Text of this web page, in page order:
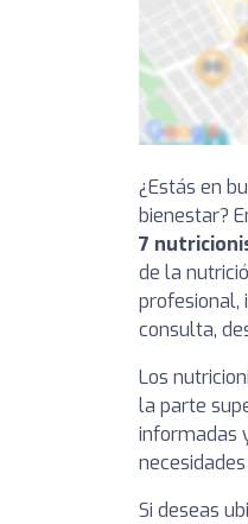
¿Estás en
bienestar?
7
de la
profesional,
consulta,
Los
la parte
informadas
Si deseas